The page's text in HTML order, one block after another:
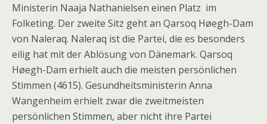
Ministerin Naaja Nathanielsen einen Platz im
Folketing. Der zweite Sitz geht an Qarsoq Høegh-Dam
von Naleraq. Naleraq ist die Partei, die es besonders
eilig hat mit der Ablösung von Dänemark. Qarsoq
Høegh-Dam erhielt auch die meisten persönlichen
Stimmen (4615). Gesundheitsministerin Anna
Wangenheim erhielt zwar die zweitmeisten
persönlichen Stimmen, aber nicht ihre Partei